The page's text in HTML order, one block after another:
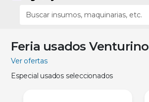
Feria usados Venturino
Ver ofertas
Especial usados seleccionados